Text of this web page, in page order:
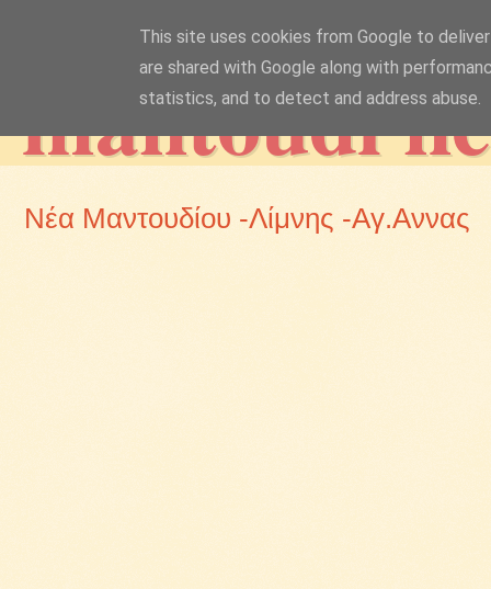
mantoudi
Νέα Μαντουδίου -Λίμνης -Αγ.Αννας
This site uses cookies from Google to
are shared with Google along with
statistics, and to detect and address abuse.